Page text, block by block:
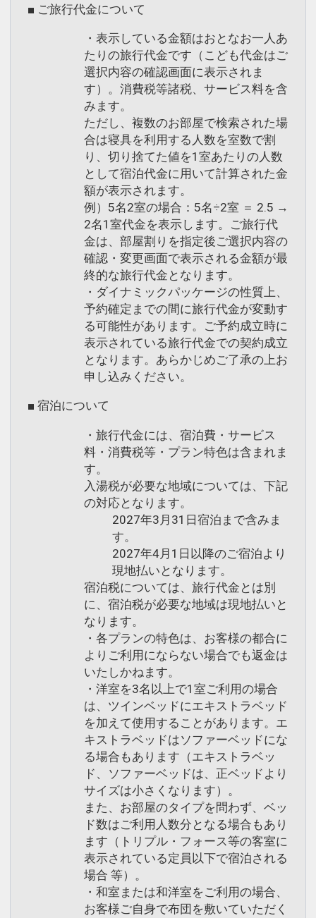
■ ご旅行代金について
・表示している金額はおとなお一人あ
たりの旅行代金です（こども代金はご
選択内容の確認画面に表示されま
す）。消費税等諸税、サービス料を含
みます。
ただし、複数のお部屋で検索された場
合は寝具を利用する人数を室数で割
り、切り捨てた値を1室あたりの人数
として宿泊代金に用いて計算された金
額が表示されます。
例）5名2室の場合：5名÷2室 ＝ 2.5 →
2名1室代金を表示します。ご旅行代
金は、部屋割りを指定後ご選択内容の
確認・変更画面で表示される金額が最
終的な旅行代金となります。
・ダイナミックパッケージの性質上、
予約確定までの間に旅行代金が変動す
る可能性があります。ご予約成立時に
表示されている旅行代金での契約成立
となります。あらかじめご了承の上お
申し込みください。
■ 宿泊について
・旅行代金には、宿泊費・サービス
料・消費税等・プラン特色は含まれま
す。
入湯税が必要な地域については、下記
の対応となります。
2027年3月31日宿泊まで含みま
す。
2027年4月1日以降のご宿泊より
現地払いとなります。
宿泊税については、旅行代金とは別
に、宿泊税が必要な地域は現地払いと
なります。
・各プランの特色は、お客様の都合に
よりご利用にならない場合でも返金は
いたしかねます。
・洋室を3名以上で1室ご利用の場合
は、ツインベッドにエキストラベッド
を加えて使用することがあります。エ
キストラベッドはソファーベッドにな
る場合もあります（エキストラベッ
ド、ソファーベッドは、正ベッドより
サイズは小さくなります）。
また、お部屋のタイプを問わず、ベッ
ド数はご利用人数分となる場合もあり
ます（トリプル・フォース等の客室に
表示されている定員以下で宿泊される
場合 等）。
・和室または和洋室をご利用の場合、
お客様ご自身で布団を敷いていただく